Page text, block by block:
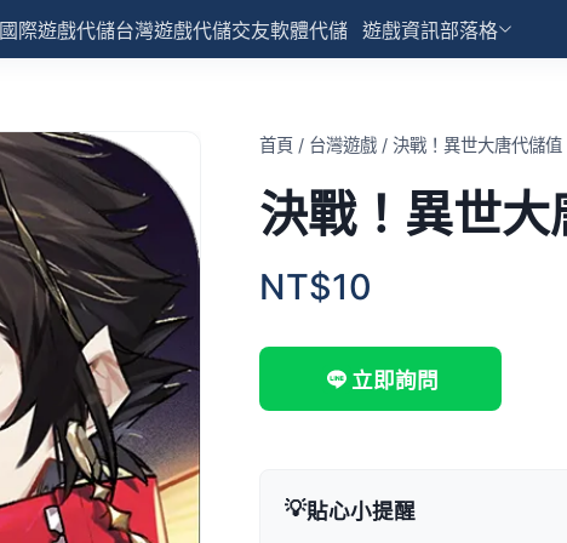
國際遊戲代儲台灣遊戲代儲交友軟體代儲 遊戲資訊部落格
首頁 / 台灣遊戲 /決戰！異世大唐代儲值
決戰！異世大
NT$10
立即詢問
💡貼心小提醒